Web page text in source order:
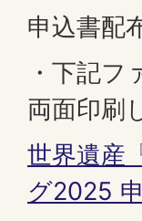
申込書配
・下記
両面印刷
世界遺産
グ2025